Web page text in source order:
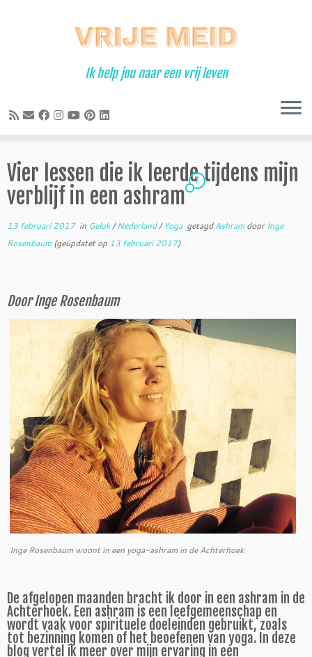
Ik help jou naar een vrij leven
Vier lessen die ik leerde tijdens mijn
verblijf in een ashram
7
13 februari 2017in Geluk/Nederland/ Yoga getagdAshram door Inge
Rosenbaum (geüpdatet op 13 februari 2017)
Door Inge Rosenbaum
Inge Rosenbaum woont in een yoga-ashram in de Achterhoek
De afgelopen maanden bracht ik door in een ashram in de
Achterhoek. Een ashram is een leefgemeenschap en
wordt vaak voor spirituele doeleinden gebruikt, zoals
tot bezinning komen of het beoefenen van yoga. In deze
blog vertel ik meer over mijn ervaring in een